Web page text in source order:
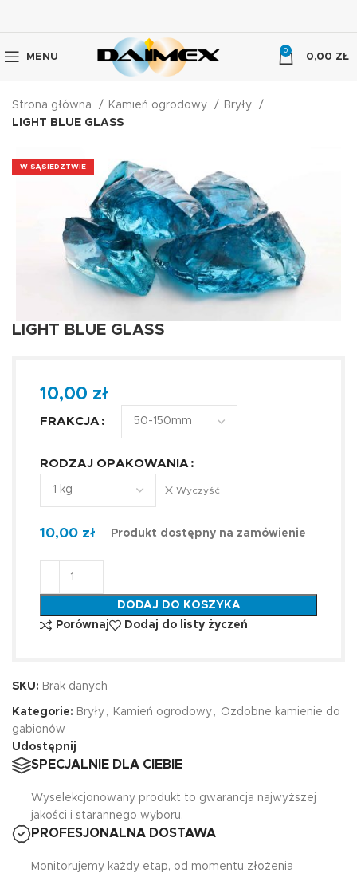
MENU
0
0,00 ZŁ
Strona główna Kamień ogrodowy
Bryły
LIGHT BLUE GLASS
W SĄSIEDZTWIE
LIGHT BLUE GLASS
10,00 zł
FRAKCJA
RODZAJ OPAKOWANIA
Wyczyść
10,00 zł Produkt dostępny na zamówienie
DODAJ DO KOSZYKA
Porównaj
Dodaj do listy życzeń
SKU: Brak danych
Kategorie: Bryły , Kamień ogrodowy , Ozdobne kamienie do
gabionów
Udostępnij
SPECJALNIE DLA CIEBIE
Wyselekcjonowany produkt to gwarancja najwyższej
jakości i starannego wyboru.
PROFESJONALNA DOSTAWA
Monitorujemy każdy etap, od momentu złożenia